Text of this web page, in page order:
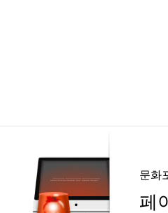
문화
페